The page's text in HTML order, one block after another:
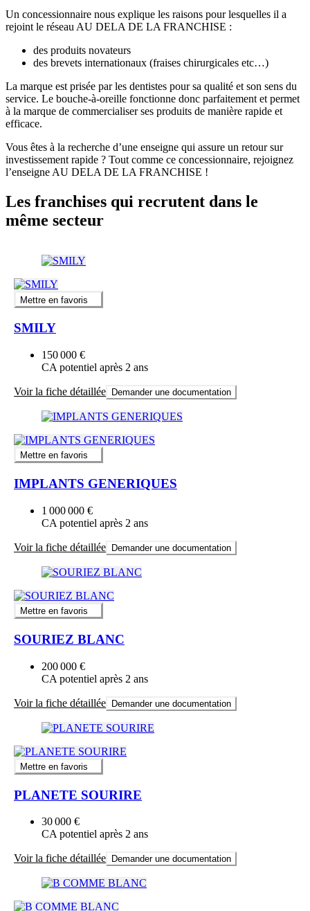
Un concessionnaire nous explique les raisons pour lesquelles il a
rejoint le réseau AU DELA DE LA FRANCHISE :
des produits novateurs
des brevets internationaux (fraises chirurgicales etc…)
La marque est prisée par les dentistes pour sa qualité et son sens du
service. Le bouche-à-oreille fonctionne donc parfaitement et permet
à la marque de commercialiser ses produits de manière rapide et
efficace.
Vous êtes à la recherche d’une enseigne qui assure un retour sur
investissement rapide ? Tout comme ce concessionnaire, rejoignez
l’enseigne AU DELA DE LA FRANCHISE !
Les franchises qui recrutent dans le
même secteur
Mettre en favoris
SMILY
150 000 €
CA potentiel après 2 ans
Voir la fiche détaillée Demander une documentation
Mettre en favoris
IMPLANTS GENERIQUES
1 000 000 €
CA potentiel après 2 ans
Voir la fiche détaillée Demander une documentation
Mettre en favoris
SOURIEZ BLANC
200 000 €
CA potentiel après 2 ans
Voir la fiche détaillée Demander une documentation
Mettre en favoris
PLANETE SOURIRE
30 000 €
CA potentiel après 2 ans
Voir la fiche détaillée Demander une documentation